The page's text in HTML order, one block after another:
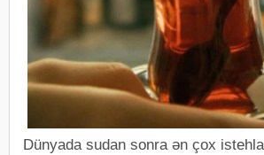
Dünyada sudan sonra ən çox